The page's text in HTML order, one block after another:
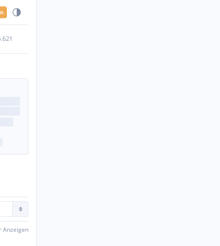
Anzeigen